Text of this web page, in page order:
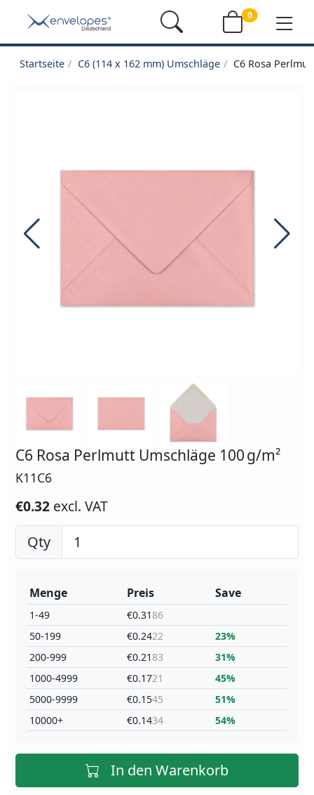
0
Startseite C6 (114 x 162 mm) Umschläge C6 Rosa
C6 Rosa Perlmutt Umschläge 100 g/m²
K11C6
€0.32 excl. VAT
Qty
Menge
1-49
50-199
200-999
1000-4999
5000-9999
10000+
Preis
€0.3186
€0.2422
€0.2183
€0.1721
€0.1545
€0.1434
Save
23%
31%
45%
51%
54%
In den Warenkorb